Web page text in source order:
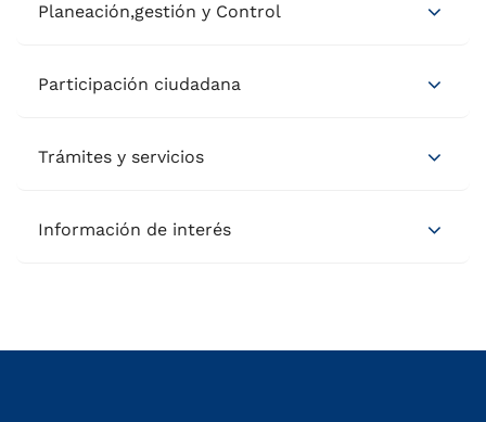
Planeación,gestión y Control
Participación ciudadana
Trámites y servicios
Información de interés